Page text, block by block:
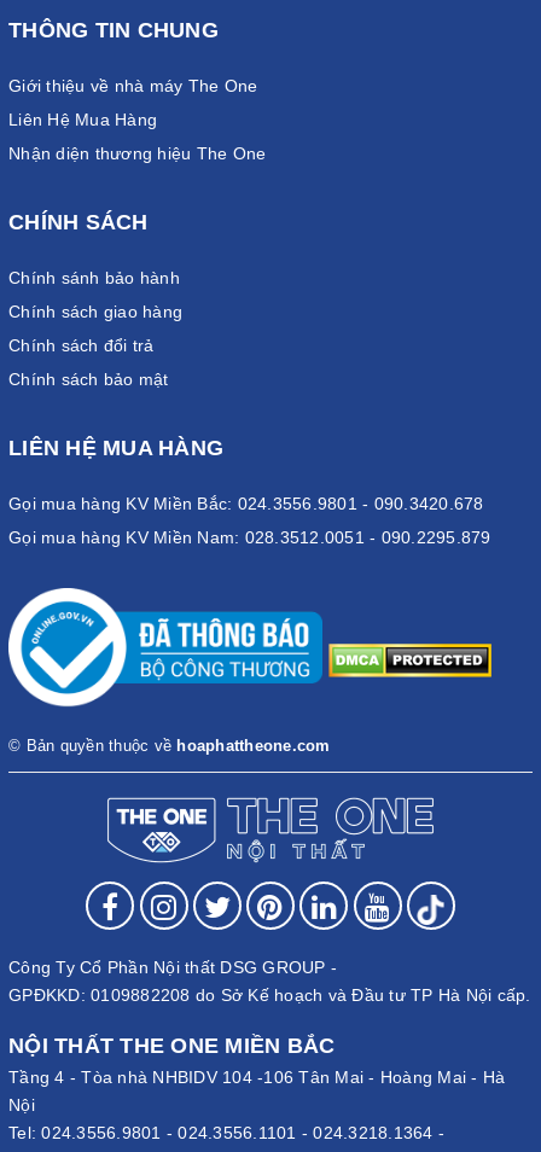
THÔNG TIN CHUNG
Giới thiệu về nhà máy The One
Liên Hệ Mua Hàng
Nhận diện thương hiệu The One
CHÍNH SÁCH
Chính sánh bảo hành
Chính sách giao hàng
Chính sách đổi trả
Chính sách bảo mật
LIÊN HỆ MUA HÀNG
Gọi mua hàng KV Miền Bắc: 024.3556.9801 - 090.3420.678
Gọi mua hàng KV Miền Nam: 028.3512.0051 - 090.2295.879
© Bản quyền thuộc về hoaphattheone.com
Công Ty Cổ Phần Nội thất DSG GROUP -
GPĐKKD: 0109882208 do Sở Kế hoạch và Đầu tư TP Hà Nội cấp.
NỘI THẤT THE ONE MIỀN BẮC
Tầng 4 - Tòa nhà NHBIDV 104 -106 Tân Mai - Hoàng Mai - Hà
Nội
Tel:024.3556.9801 -024.3556.1101 -024.3218.1364 -